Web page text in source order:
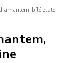
bílé zlato